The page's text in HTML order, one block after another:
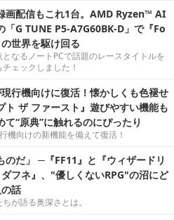
画配信もこれ1台。AMD Ryzen™ AI
「G TUNE P5-A7G60BK-D」で『Fo
世界を駆け回る
なるノートPCで話題のレースタイトルを
ェックしました！
行機向けに復活！懐かしくも色褪せ
ト ザ ファースト』遊びやすい機能も
て“原典”に触れるのにぴったり
機向けの新機能を備えて復活！
のだ」 ─『FF11』と『ウィザードリ
フネ』、"優しくないRPG"の沼にど
話
が語る奥深さとは。